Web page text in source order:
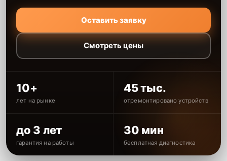
Оставить заявку
Смотреть цены
10+
лет на рынке
45 тыс.
отремонтировано устройств
до 3 лет
гарантия на работы
30 мин
бесплатная диагностика